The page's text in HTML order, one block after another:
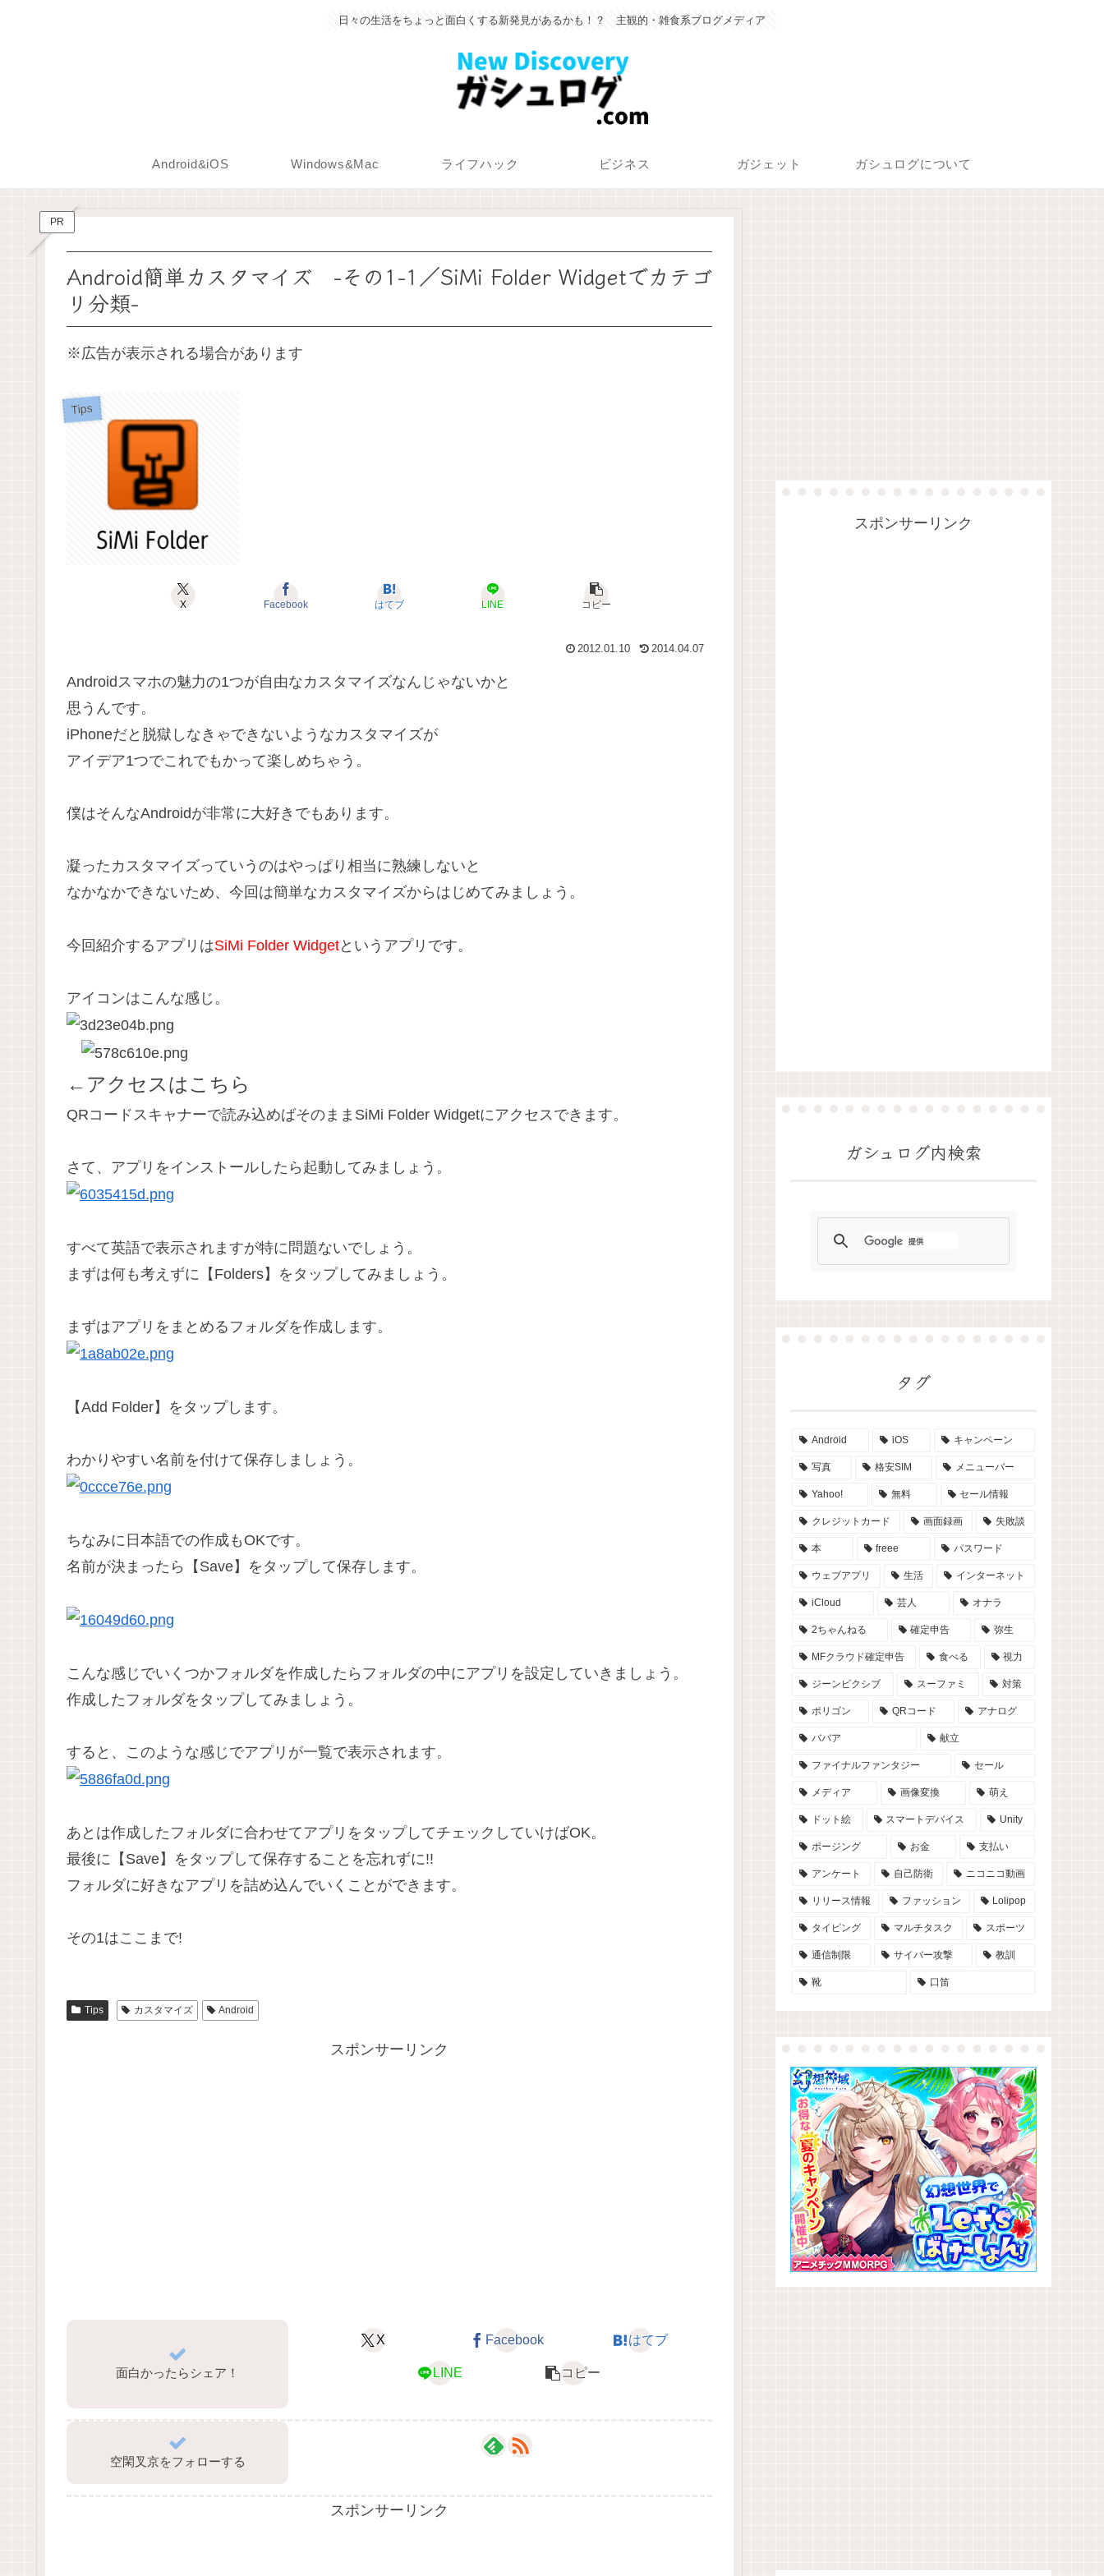
日々の生活をちょっと面白くする新発見があるかも！？ 主観的・雑食系ブログメディア
Android&iOS Windows&Mac ライフハック ビジネス ガジェット ガシュログについて
PR
Android簡単カスタマイズ -その1-1／SiMi Folder Widgetでカテゴ
リ分類-
※広告が表示される場合があります
Tips
X Facebook はてブ LINE コピー
2012.01.10 2014.04.07
Androidスマホの魅力の1つが自由なカスタマイズなんじゃないかと
思うんです。
iPhoneだと脱獄しなきゃできないようなカスタマイズが
アイデア1つでこれでもかって楽しめちゃう。
僕はそんなAndroidが非常に大好きでもあります。
凝ったカスタマイズっていうのはやっぱり相当に熟練しないと
なかなかできないため、今回は簡単なカスタマイズからはじめてみましょう。
今回紹介するアプリはSiMi Folder Widgetというアプリです。
アイコンはこんな感じ。
←アクセスはこちら
QRコードスキャナーで読み込めばそのままSiMi Folder Widgetにアクセスできます。
さて、アプリをインストールしたら起動してみましょう。
すべて英語で表示されますが特に問題ないでしょう。
まずは何も考えずに 【Folders】 をタップしてみましょう。
まずはアプリをまとめるフォルダを作成します。
【Add Folder】 をタップします。
わかりやすい名前を付けて保存しましょう。
ちなみに日本語での作成もOKです。
名前が決まったら
【Save】 をタップして保存します。
こんな感じでいくつかフォルダを作成したらフォルダの中にアプリを設定していきましょう。
作成したフォルダをタップしてみましょう。
すると、このような感じでアプリが一覧で表示されます。
あとは作成したフォルダに合わせてアプリをタップしてチェックしていけばOK。
最後に 【Save】 をタップして保存することを忘れずに!!
フォルダに好きなアプリを詰め込んでいくことができます。
その1はここまで!
Tips カスタマイズ Android
スポンサーリンク
面白かったらシェア！
X Facebook はてブ
LINE コピー
空閑叉京をフォローする
スポンサーリンク
スポンサーリンク
ガシュログ内検索
タグ
Android iOS キャンペーン
写真 格安SIM メニューバー
Yahoo! 無料 セール情報
クレジットカード 画面録画 失敗談
本 freee パスワード
ウェブアプリ 生活 インターネット
iCloud 芸人 オナラ
2ちゃんねる 確定申告 弥生
MFクラウド確定申告 食べる 視力
ジーンピクシブ スーファミ 対策
ポリゴン QRコード アナログ
ババア 献立
ファイナルファンタジー セール
メディア 画像変換 萌え
ドット絵 スマートデバイス Unity
ポージング お金 支払い
アンケート 自己防衛 ニコニコ動画
リリース情報 ファッション Lolipop
タイピング マルチタスク スポーツ
通信制限 サイバー攻撃 教訓
靴 口笛